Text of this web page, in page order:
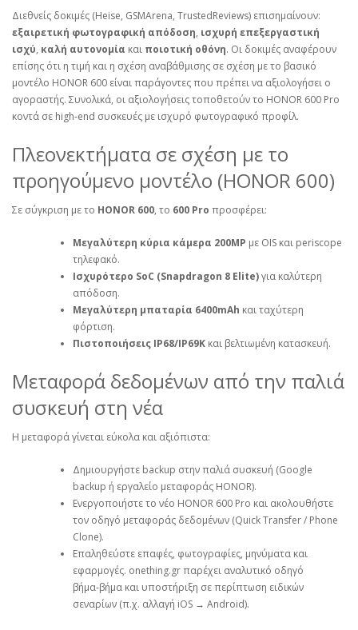
Διεθνείς δοκιμές (Heise, GSMArena, TrustedReviews) επισημαίνουν:
εξαιρετική φωτογραφική απόδοση, ισχυρή επεξεργαστική
ισχύ, καλή αυτονομία και ποιοτική οθόνη. Οι δοκιμές αναφέρουν
επίσης ότι η τιμή και η σχέση αναβάθμισης σε σχέση με το βασικό
μοντέλο HONOR 600 είναι παράγοντες που πρέπει να αξιολογήσει ο
αγοραστής. Συνολικά, οι αξιολογήσεις τοποθετούν το HONOR 600 Pro
κοντά σε high‑end συσκευές με ισχυρό φωτογραφικό προφίλ.
Πλεονεκτήματα σε σχέση με το
προηγούμενο μοντέλο (HONOR 600)
Σε σύγκριση με το HONOR 600, το 600 Pro προσφέρει:
Μεγαλύτερη κύρια κάμερα 200MP με OIS και periscope
τηλεφακό.
Ισχυρότερο SoC (Snapdragon 8 Elite)για καλύτερη
απόδοση.
Μεγαλύτερη μπαταρία 6400mAh και ταχύτερη
φόρτιση.
Πιστοποιήσεις IP68/IP69K και βελτιωμένη κατασκευή.
Μεταφορά δεδομένων από την παλιά
συσκευή στη νέα
Η μεταφορά γίνεται εύκολα και αξιόπιστα:
Δημιουργήστε backup στην παλιά συσκευή (Google
backup ή εργαλείο μεταφοράς HONOR).
Ενεργοποιήστε το νέο HONOR 600 Pro και ακολουθήστε
τον οδηγό μεταφοράς δεδομένων (Quick Transfer / Phone
Clone).
Επαληθεύστε επαφές, φωτογραφίες, μηνύματα και
εφαρμογές. onething.gr παρέχει αναλυτικό οδηγό
βήμα‑βήμα και υποστήριξη σε περίπτωση ειδικών
σεναρίων (π.χ. αλλαγή iOS → Android).